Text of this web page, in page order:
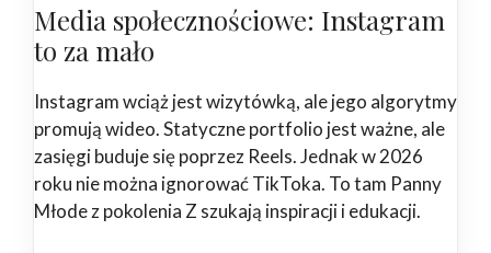
Media społecznościowe: Instagram
to za mało
Instagram wciąż jest wizytówką, ale jego algorytmy
promują wideo. Statyczne portfolio jest ważne, ale
zasięgi buduje się poprzez Reels. Jednak w 2026
roku nie można ignorować TikToka. To tam Panny
Młode z pokolenia Z szukają inspiracji i edukacji.